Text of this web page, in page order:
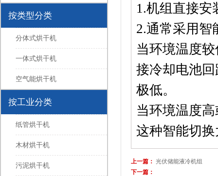
按类型分类
分体式烘干机
一体式烘干机
空气能烘干机
按工业分类
纸管烘干机
木材烘干机
污泥烘干机
1.机组直接安
2.通常采用智
当环境温度
接冷却电池
极低。
当环境温度
这种智能切
上一篇： 光伏储能液冷机组
下一篇：